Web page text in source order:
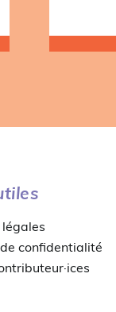
confidentialité